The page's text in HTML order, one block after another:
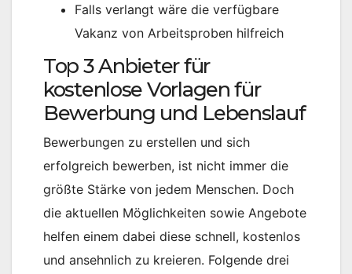
Falls verlangt wäre die verfügbare
Vakanz von Arbeitsproben hilfreich
Top 3 Anbieter für
kostenlose Vorlagen für
Bewerbung und Lebenslauf
Bewerbungen zu erstellen und sich
erfolgreich bewerben, ist nicht immer die
größte Stärke von jedem Menschen. Doch
die aktuellen Möglichkeiten sowie Angebote
helfen einem dabei diese schnell, kostenlos
und ansehnlich zu kreieren. Folgende drei